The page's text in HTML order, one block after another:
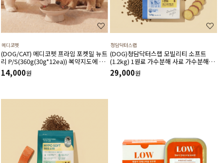
메디코펫
(DOG/CAT) 메디코펫 프라임 포켓밀 뉴트
리 P/S(360g(30g*12ea)) 복약지도에 도
움주는 가수분해 오리 처방캔
14,000원
청담닥터스랩
(DOG)청담닥터스랩 모빌리티 소프트
(1.2kg) 1원료 가수분해 사료 가수분해오
리 관절건강 장건강 긴장완화 부드러운식
감
29,000원